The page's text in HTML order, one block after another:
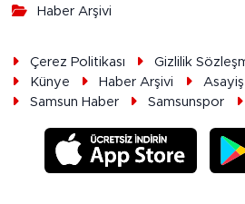
Haber Arşivi
Çerez Politikası Gizlilik
Künye
Haber Arşivi Asayiş
Samsun Haber
Samsunspor